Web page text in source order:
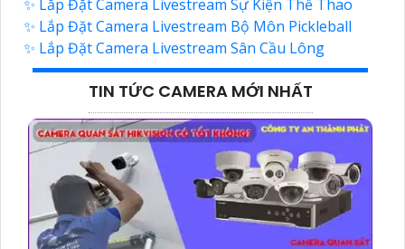
✨ Lắp Đặt Camera Livestream Sự Kiện Thể Thao
✨ Lắp Đặt Camera Livestream Bộ Môn Pickleball
✨ Lắp Đặt Camera Livestream Sân Cầu Lông
TIN TỨC CAMERA MỚI NHẤT